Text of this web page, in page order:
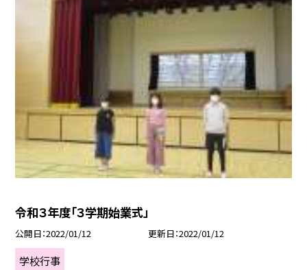
令和３年度「３学期始業式」
公開日 2022/01/12 更新日 2022/01/12
学校行事